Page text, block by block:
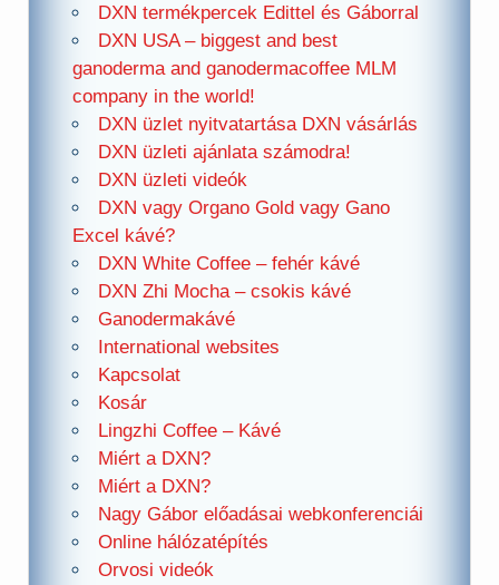
DXN termékpercek Edittel és Gáborral
DXN USA – biggest and best
ganoderma and ganodermacoffee MLM
company in the world!
DXN üzlet nyitvatartása DXN vásárlás
DXN üzleti ajánlata számodra!
DXN üzleti videók
DXN vagy Organo Gold vagy Gano
Excel kávé?
DXN White Coffee – fehér kávé
DXN Zhi Mocha – csokis kávé
Ganodermakávé
International websites
Kapcsolat
Kosár
Lingzhi Coffee – Kávé
Miért a DXN?
Miért a DXN?
Nagy Gábor előadásai webkonferenciái
Online hálózatépítés
Orvosi videók